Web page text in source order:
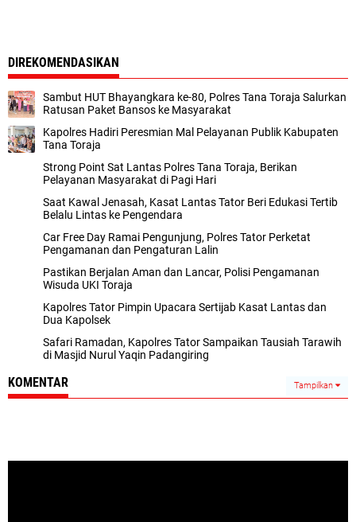
DIREKOMENDASIKAN
Sambut HUT Bhayangkara ke-80, Polres Tana Toraja Salurkan
Ratusan Paket Bansos ke Masyarakat
Kapolres Hadiri Peresmian Mal Pelayanan Publik Kabupaten
Tana Toraja
Strong Point Sat Lantas Polres Tana Toraja, Berikan
Pelayanan Masyarakat di Pagi Hari
Saat Kawal Jenasah, Kasat Lantas Tator Beri Edukasi Tertib
Belalu Lintas ke Pengendara
Car Free Day Ramai Pengunjung, Polres Tator Perketat
Pengamanan dan Pengaturan Lalin
Pastikan Berjalan Aman dan Lancar, Polisi Pengamanan
Wisuda UKI Toraja
Kapolres Tator Pimpin Upacara Sertijab Kasat Lantas dan
Dua Kapolsek
Safari Ramadan, Kapolres Tator Sampaikan Tausiah Tarawih
di Masjid Nurul Yaqin Padangiring
KOMENTAR Tampilkan